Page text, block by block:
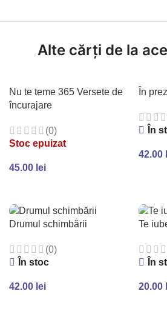
Alte cărți de la
Nu te teme 365 Versete de
încurajare
(0)
Stoc epuizat
45.00 lei
În
În
42.00
Drumul schimbării
(0)
În stoc
42.00 lei
Te
În
20.00